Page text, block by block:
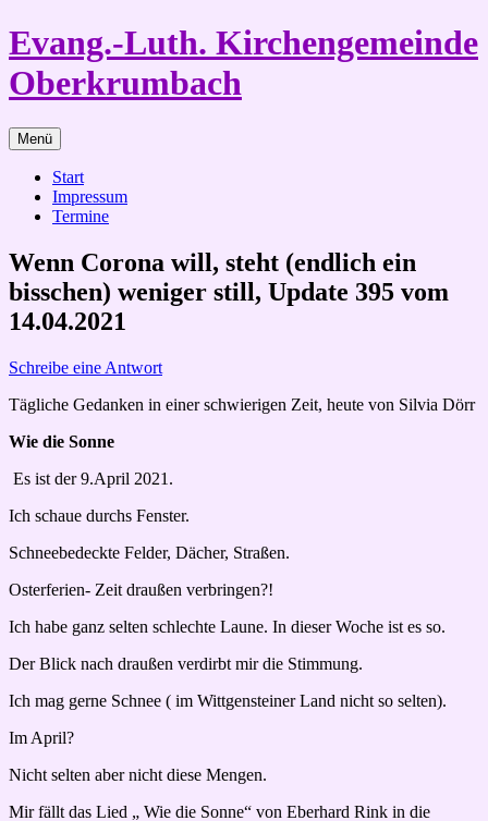
Zum
Inhalt
springen
Evang.-Luth. Kirchengemeinde
Oberkrumbach
Menü
Start
Impressum
Termine
Wenn Corona will, steht (endlich ein
bisschen) weniger still, Update 395 vom
14.04.2021
Schreibe eine Antwort
Tägliche Gedanken in einer schwierigen Zeit, heute von Silvia Dörr
Wie die Sonne
Es ist der 9.April 2021.
Ich schaue durchs Fenster.
Schneebedeckte Felder, Dächer, Straßen.
Osterferien- Zeit draußen verbringen?!
Ich habe ganz selten schlechte Laune. In dieser Woche ist es so.
Der Blick nach draußen verdirbt mir die Stimmung.
Ich mag gerne Schnee ( im Wittgensteiner Land nicht so selten).
Im April?
Nicht selten aber nicht diese Mengen.
Mir fällt das Lied „ Wie die Sonne“ von Eberhard Rink in die